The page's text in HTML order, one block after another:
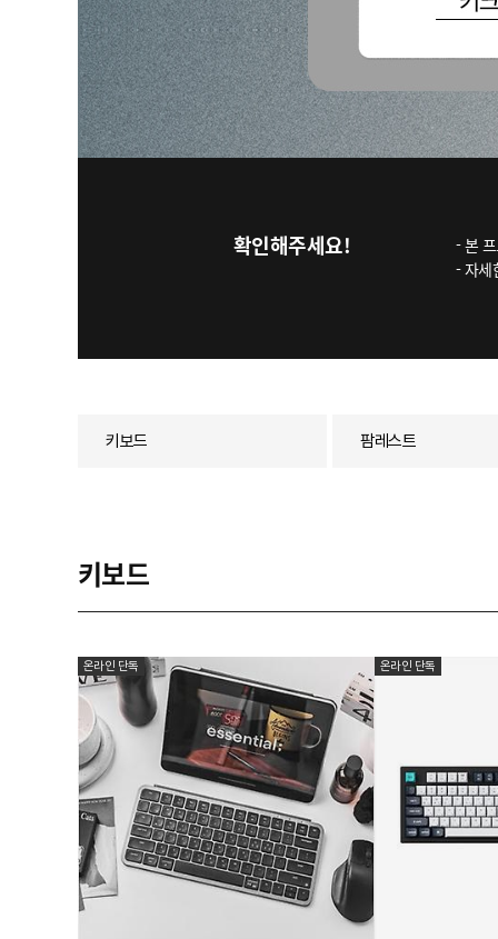
확인해주세요!
- 본
- 자세
키보드 팜레스트
키보드
온라인 단독 온라인 단독